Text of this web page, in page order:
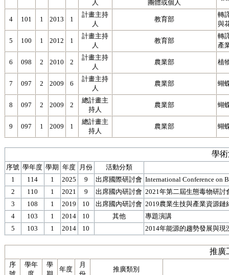
人 團體或個人
4 101 1 2013 1
計畫主持
人
教育部
轉
與
5 100 1 2012 1
計畫主持
人
教育部
轉
產
6 098 2 2010 2
計畫主持
人
農業部 植
7 097 2 2009 6
計畫主持
人
農業部 蝴
8 097 2 2009 2
總計畫主
持人
農業部 蝴
9 097 1 2009 1
總計畫主
持人
農業部 蝴
學
序號 學年度 學期 年度 月份
活動分類
1
114 1 2025 9 出席國際研討會 International Conference on
2
110 1 2021 9 出席國內研討會 2021年第二屆生態毒物研討
3
108 1 2019 10 出席國內研討會 2019農業生技與產業資源鏈
4
103 1 2014 10 其他
專題演講
5
103 1 2014 10 2014年能源的趨勢發展與現
推廣
序
學年
學
年度
月
推廣類別